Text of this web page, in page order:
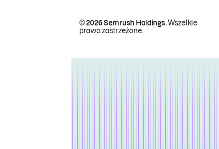
© 2026 Semrush Holdings.Wszelkie
prawa zastrzeżone.